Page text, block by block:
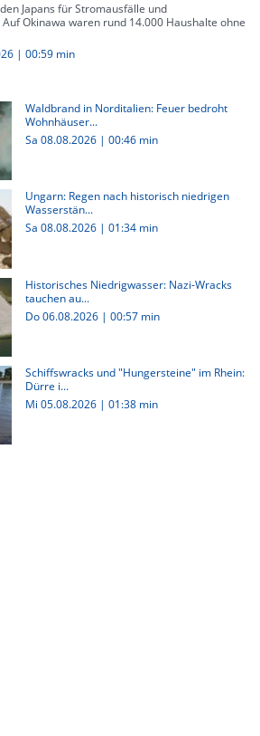
Japans für Stromausfälle und
Okinawa waren rund 14.000 Haushalte ohne
| 00:59 min
Waldbrand in Norditalien: Feuer bedroht
Wohnhäuser...
Sa 08.08.2026 | 00:46 min
Ungarn: Regen nach historisch niedrigen
Wasserstän...
Sa 08.08.2026 | 01:34 min
Historisches Niedrigwasser: Nazi-Wracks
tauchen au...
Do 06.08.2026 | 00:57 min
Schiffswracks und "Hungersteine" im Rhein:
Dürre i...
Mi 05.08.2026 | 01:38 min